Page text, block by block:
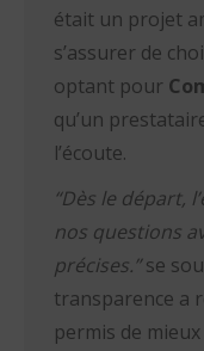
était un projet
s’assurer de
optant pour
qu’un
l’écoute.
“Dès le départ,
nos questions
précises.”se
transparence a
permis de